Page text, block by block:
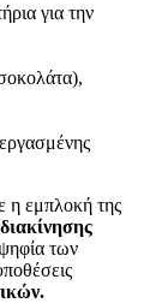
για την
η εμπλοκή της
των